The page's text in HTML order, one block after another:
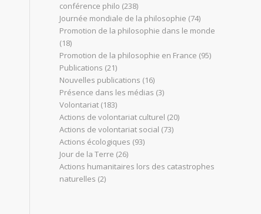
conférence philo (238)
Journée mondiale de la philosophie (74)
Promotion de la philosophie dans le monde
(18)
Promotion de la philosophie en France (95)
Publications (21)
Nouvelles publications (16)
Présence dans les médias (3)
Volontariat (183)
Actions de volontariat culturel (20)
Actions de volontariat social (73)
Actions écologiques (93)
Jour de la Terre (26)
Actions humanitaires lors des catastrophes
naturelles (2)